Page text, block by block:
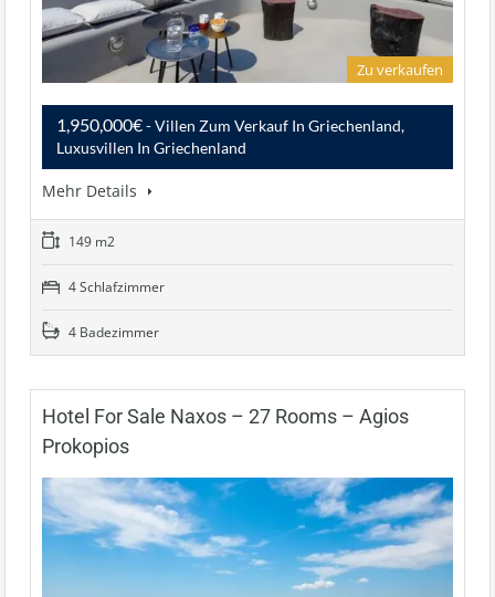
Zu verkaufen
1,950,000€- Villen Zum Verkauf In Griechenland,
Luxusvillen In Griechenland
Mehr Details
149 m2
4 Schlafzimmer
4 Badezimmer
Hotel For Sale Naxos – 27 Rooms – Agios
Prokopios